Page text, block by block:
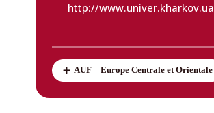
http://www.univer.kharkov.ua
AUF – Europe Centrale et Orientale